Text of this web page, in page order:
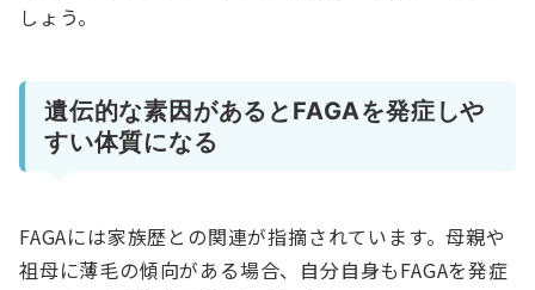
しょう。
遺伝的な素因があるとFAGAを発症しや
すい体質になる
FAGAには家族歴との関連が指摘されています。母親や
祖母に薄毛の傾向がある場合、自分自身もFAGAを発症